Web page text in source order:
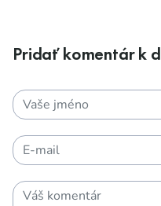
Pridať komentár k